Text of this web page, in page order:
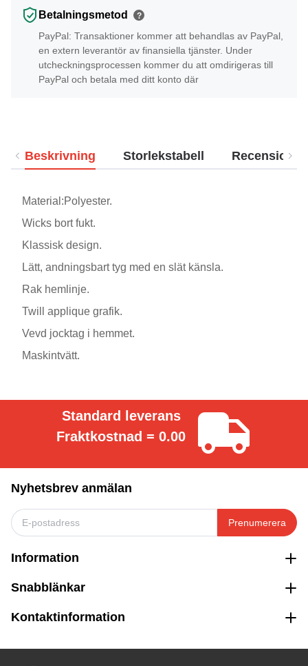
Betalningsmetod ?
PayPal: Transaktioner kommer att behandlas av PayPal,
en extern leverantör av finansiella tjänster. Under
utcheckningsprocessen kommer du att omdirigeras till
PayPal och betala med ditt konto där
Beskrivning Storlekstabell Recensioner
Material:Polyester.
Wicks bort fukt.
Klassisk design.
Lätt, andningsbart tyg med en slät känsla.
Rak hemlinje.
Twill applique grafik.
Vevd jocktag i hemmet.
Maskintvätt.
Standard leverans
Fraktkostnad = 0.00
Nyhetsbrev anmälan
Prenumerera
Information
Snabblänkar
Kontaktinformation